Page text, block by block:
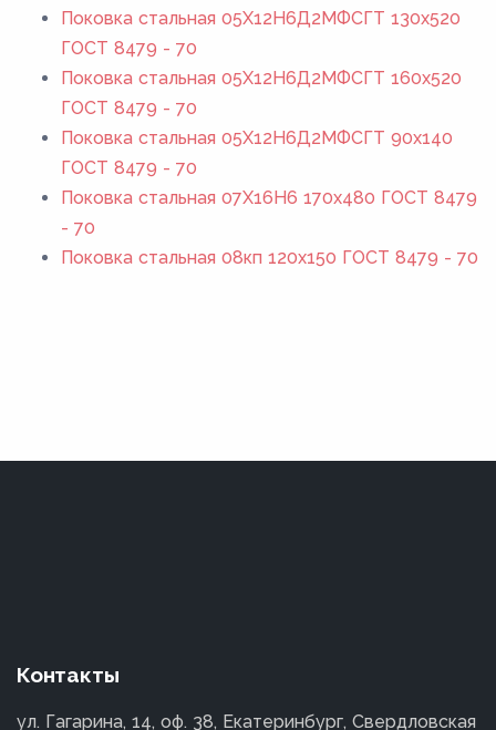
Поковка стальная 05Х12Н6Д2МФСГТ 130x520
ГОСТ 8479 - 70
Поковка стальная 05Х12Н6Д2МФСГТ 160x520
ГОСТ 8479 - 70
Поковка стальная 05Х12Н6Д2МФСГТ 90x140
ГОСТ 8479 - 70
Поковка стальная 07Х16Н6 170x480 ГОСТ 8479
- 70
Поковка стальная 08кп 120x150 ГОСТ 8479 - 70
Контакты
ул. Гагарина, 14, оф. 38, Екатеринбург, Свердловская